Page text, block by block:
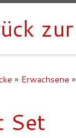
» Erwachsene »
Set